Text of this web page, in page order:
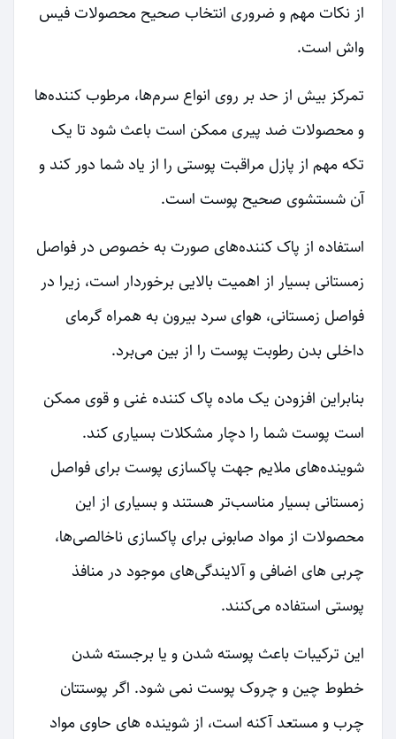
از نکات مهم و ضروری انتخاب صحیح محصولات فیس
واش است.
تمرکز بیش از حد بر روی انواع سرم‌ها، مرطوب کننده‌ها
و محصولات ضد پیری ممکن است باعث شود تا یک
تکه مهم از پازل مراقبت پوستی را از یاد شما دور کند و
آن شستشوی صحیح پوست است.
استفاده از پاک کننده‌های صورت به خصوص در فواصل
زمستانی بسیار از اهمیت بالایی برخوردار است، زیرا در
فواصل زمستانی، هوای سرد بیرون به همراه گرمای
داخلی بدن رطوبت پوست را از بین می‌برد.
بنابراین افزودن یک ماده پاک کننده غنی و قوی ممکن
است پوست شما را دچار مشکلات بسیاری کند.
شوینده‌های ملایم جهت پاکسازی پوست برای فواصل
زمستانی بسیار مناسب‌تر هستند و بسیاری از این
محصولات از مواد صابونی برای پاکسازی ناخالصی‌ها،
چربی های اضافی و آلایندگی‌های موجود در منافذ
پوستی استفاده می‌کنند.
این ترکیبات باعث پوسته شدن و یا برجسته شدن
خطوط چین و چروک پوست نمی شود. اگر پوستتان
چرب و مستعد آکنه است، از شوینده های حاوی مواد